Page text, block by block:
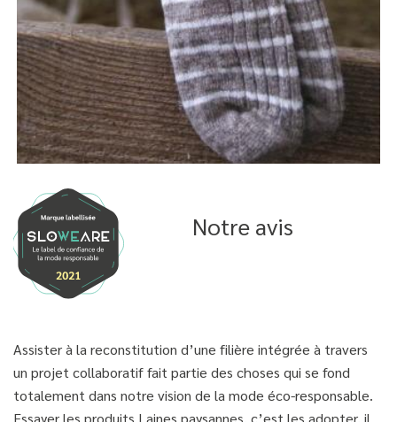
Notre avis
Assister à la reconstitution d’une filière intégrée à travers
un projet collaboratif fait partie des choses qui se fond
totalement dans notre vision de la mode éco-responsable.